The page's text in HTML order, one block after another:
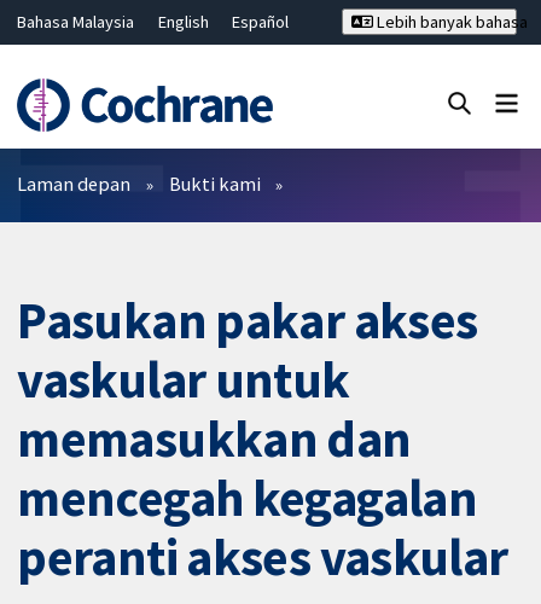
Bahasa Malaysia English
Español
Hrvatski
Deutsch ไทย
繁體中文
简体中文
Lebih banyak bahasa
Penapis
Laman depan Bukti kami
Pasukan pakar akses
vaskular untuk
memasukkan dan
mencegah kegagalan
peranti akses vaskular